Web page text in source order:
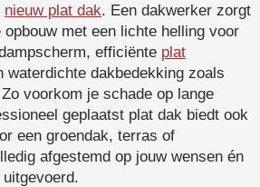
nieuw plat dak. Een dakwerker zorgt
met een lichte helling voor
efficiënte plat
waterdichte dakbedekking zoals
voorkom je schade op lange
geplaatst plat dak biedt ook
een groendak, terras of
afgestemd op jouw wensen én